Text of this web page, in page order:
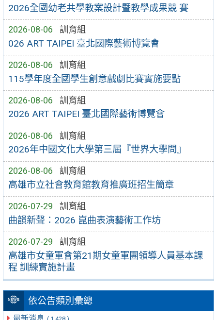
2026全國幼老共學教案設計暨教學成果競 賽
2026-08-06 訓育組
026 ART TAIPEI 臺北國際藝術博覽會
2026-08-06 訓育組
115學年度全國學生創意戲劇比賽實施要點
2026-08-06 訓育組
2026 ART TAIPEI 臺北國際藝術博覽會
2026-08-06 訓育組
2026年中國文化大學第三屆『世界大學問』
2026-08-06 訓育組
高雄市立社會教育館教育推廣班招生簡章
2026-07-29 訓育組
曲韻新聲：2026 崑曲表演藝術工作坊
2026-07-29 訓育組
高雄市女童軍會第21期女童軍團領導人員基本課
程 訓練實施計畫
依公告類別彙總